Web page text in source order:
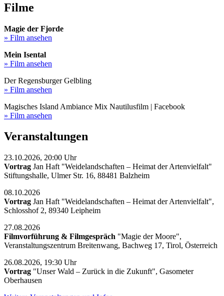
Filme
Magie der Fjorde
» Film ansehen
Mein Isental
» Film ansehen
Der Regensburger Gelbling
» Film ansehen
Magisches Island Ambiance Mix Nautilusfilm | Facebook
» Film ansehen
Veranstaltungen
23.10.2026, 20:00 Uhr
Vortrag Jan Haft "Weidelandschaften – Heimat der Artenvielfalt"
Stiftungshalle, Ulmer Str. 16, 88481 Balzheim
08.10.2026
Vortrag Jan Haft "Weidelandschaften – Heimat der Artenvielfalt",
Schlosshof 2, 89340 Leipheim
27.08.2026
Filmvorführung & Filmgespräch "Magie der Moore",
Veranstaltungszentrum Breitenwang, Bachweg 17, Tirol, Österreich
26.08.2026, 19:30 Uhr
Vortrag "Unser Wald – Zurück in die Zukunft", Gasometer
Oberhausen